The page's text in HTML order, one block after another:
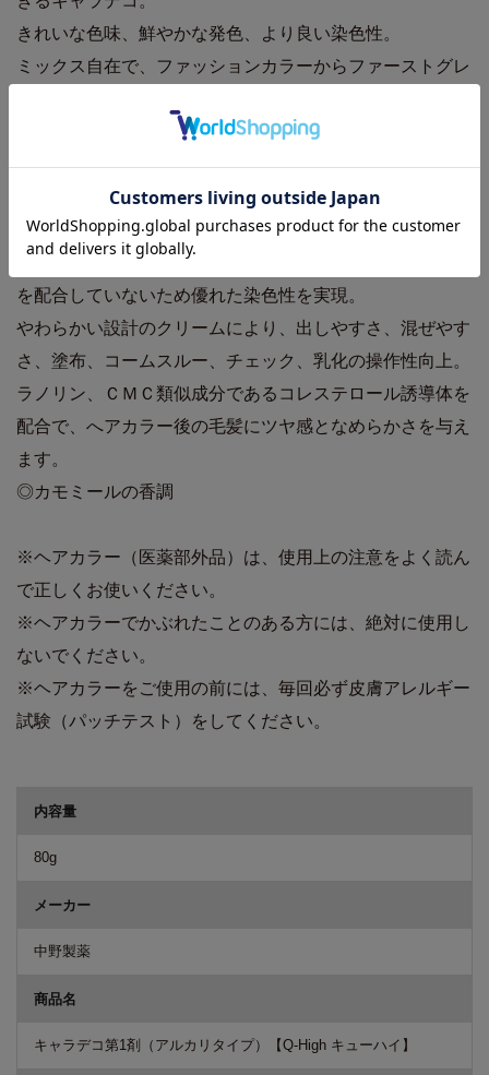
きれいな色味、鮮やかな発色、より良い染色性。
ミックス自在で、ファッションカラーからファーストグレ
薬剤の浸透に優れたアニオン性液晶ベース（ＡＬＣベー
ス）を採用。
アルカリ剤の減量が可能となり毛髪へのダメージを軽減。
さらに、染色性を阻害するカチオン成分やシリコーンなど
を配合していないため優れた染色性を実現。
やわらかい設計のクリームにより、出しやすさ、混ぜやす
さ、塗布、コームスルー、チェック、乳化の操作性向上。
ラノリン、ＣＭＣ類似成分であるコレステロール誘導体を
配合で、へアカラー後の毛髪にツヤ感となめらかさを与え
ます。
◎カモミールの香調
※ヘアカラー（医薬部外品）は、使用上の注意をよく読ん
で正しくお使いください。
※ヘアカラーでかぶれたことのある方には、絶対に使用し
ないでください。
※ヘアカラーをご使用の前には、毎回必ず皮膚アレルギー
試験（パッチテスト）をしてください。
内容量
80g
メーカー
中野製薬
商品名
キャラデコ第1剤（アルカリタイプ）【Q-High キューハイ】